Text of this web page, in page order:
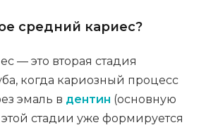
средний кариес?
— это вторая стадия
когда кариозный процесс
эмаль в дентин (основную
этой стадии уже формируется